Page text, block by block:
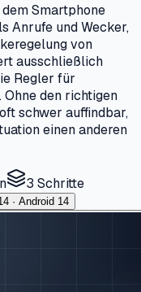
Smartphone
Anrufe und Wecker,
von
ausschließlich
Regler für
den richtigen
schwer auffindbar,
einen anderen
3 Schritte
· Android 14